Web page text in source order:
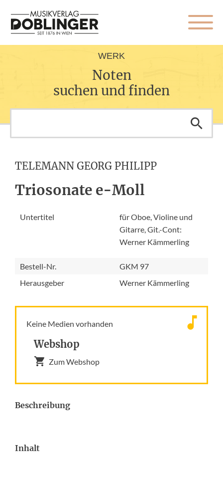
WERK
Noten
suchen und finden
TELEMANN GEORG PHILIPP
Triosonate e-Moll
Untertitel
für Oboe, Violine und
Gitarre, Git.-Cont:
Werner Kämmerling
Bestell-Nr.
GKM 97
Herausgeber
Werner Kämmerling
Keine Medien vorhanden
Webshop
Zum Webshop
Beschreibung
Inhalt